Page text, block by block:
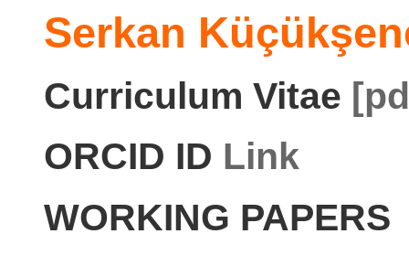
Serkan
Curriculum Vitae
ORCID ID Link
WORKING PAPERS